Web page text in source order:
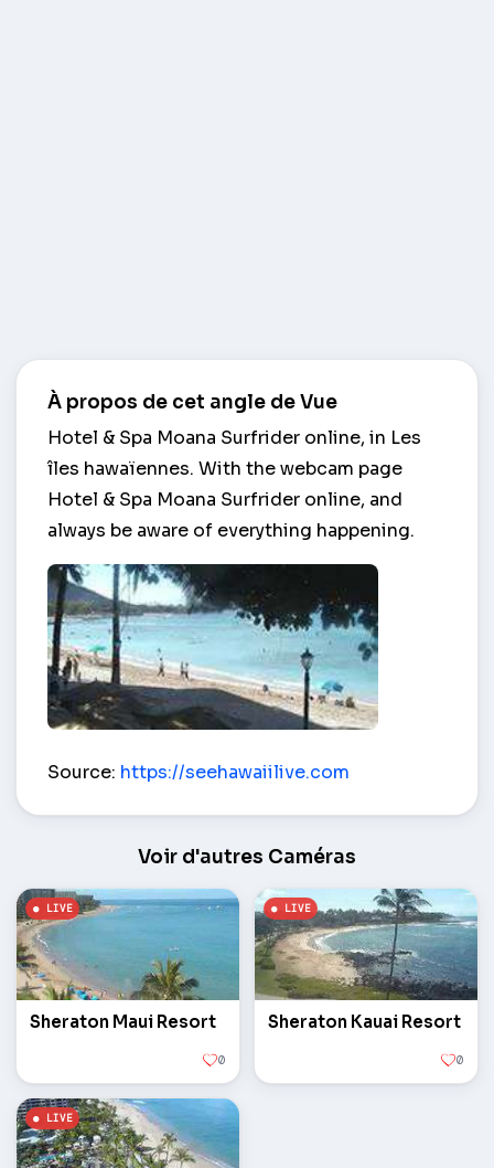
À propos de cet angle de Vue
Hotel & Spa Moana Surfrider online, in Les
îles hawaïennes. With the webcam page
Hotel & Spa Moana Surfrider online, and
always be aware of everything happening.
Source: https://seehawaiilive.com
Voir d'autres Caméras
Sheraton Maui Resort
0
Sheraton Kauai Resort
0